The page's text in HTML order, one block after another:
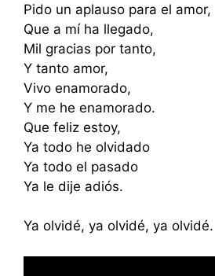
Pido un aplauso para el amor,
Que a mí ha llegado,
Mil gracias por tanto,
Y tanto amor,
Vivo enamorado,
Y me he enamorado.
Que feliz estoy,
Ya todo he olvidado
Ya todo el pasado
Ya le dije adiós.
Ya olvidé, ya olvidé, ya olvidé.